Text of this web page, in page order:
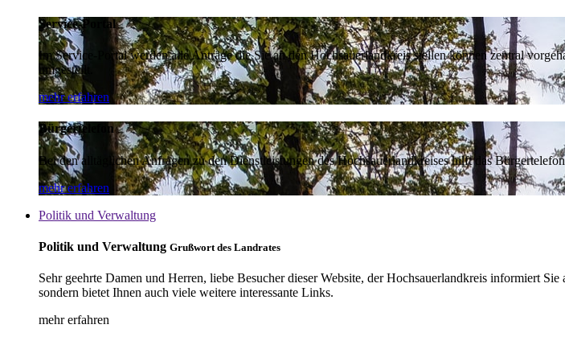
Service-Portal
Im Service-Portal werden alle Anträge die Sie an den Hochsauerlandkreis stellen können zentral
umgestellt.
mehr erfahren
Bürgertelefon
Bei den alltäglichen Anfragen zu den Dienstleistungen des Hochsauerlandkreises hilft das
mehr erfahren
Politik und Verwaltung
Politik und Verwaltung Grußwort des Landrates
Sehr geehrte Damen und Herren, liebe Besucher dieser Website, der Hochsauerlandkreis informiert
sondern bietet Ihnen auch viele weitere interessante Links.
mehr erfahren